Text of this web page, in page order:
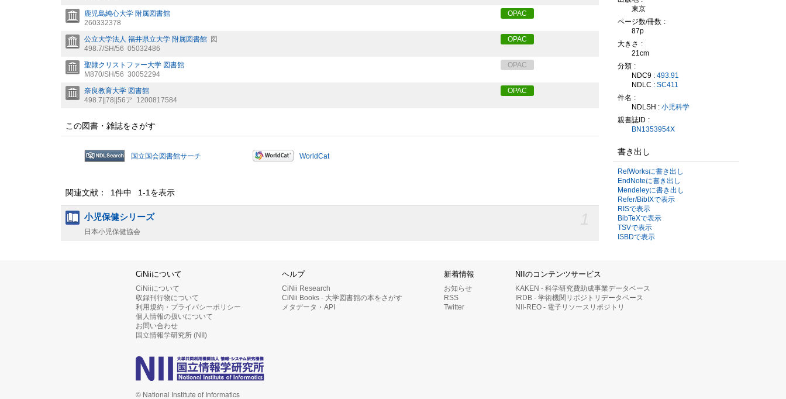
鹿児島純心大学 附属図書館
260332378
OPAC
公立大学法人 福井県立大学 附属図書館 図
498.7/SH/56 05032486
OPAC
聖隷クリストファー大学 図書館
M870/SH/56 30052294
OPAC
奈良教育大学 図書館
498.7||78||56ア 1200817584
OPAC
この図書・雑誌をさがす
国立国会図書館サーチ WorldCat
関連文献： 1件中 1-1を表示
小児保健シリーズ
日本小児保健協会
東京
ページ数/冊数
87p
大きさ
21cm
分類
NDC9 : 493.91
NDLC : SC411
件名
NDLSH : 小児科学
親書誌ID
BN1353954X
書き出し
RefWorksに書き出し
EndNoteに書き出し
Mendeleyに書き出し
Refer/BibIXで表示
RISで表示
BibTeXで表示
TSVで表示
ISBDで表示
CiNiiについて
CiNiiについて
収録刊行物について
利用規約・プライバシーポリシー
個人情報の扱いについて
お問い合わせ
国立情報学研究所 (NII)
ヘルプ
CiNii Research
CiNii Books - 大学図書館の本をさがす
メタデータ・API
新着情報
お知らせ
RSS
Twitter
NIIのコンテンツサービス
KAKEN - 科学研究費助成事業データベース
IRDB - 学術機関リポジトリデータベース
NII-REO - 電子リソースリポジトリ
© National Institute of Informatics